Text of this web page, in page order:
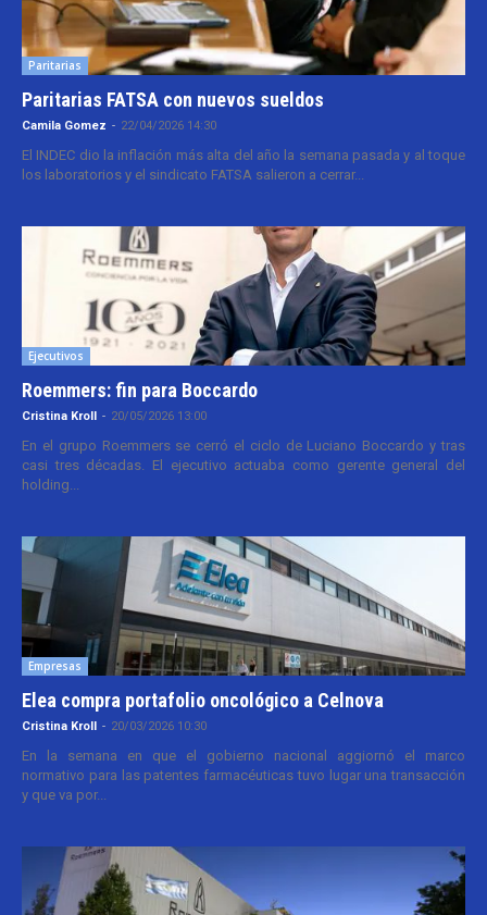
Paritarias
Paritarias FATSA con nuevos sueldos
Camila Gomez - 22/04/2026 14:30
El INDEC dio la inflación más alta del año la semana pasada y al toque
los laboratorios y el sindicato FATSA salieron a cerrar...
Ejecutivos
Roemmers: fin para Boccardo
Cristina Kroll - 20/05/2026 13:00
En el grupo Roemmers se cerró el ciclo de Luciano Boccardo y tras
casi tres décadas. El ejecutivo actuaba como gerente general del
holding...
Empresas
Elea compra portafolio oncológico a Celnova
Cristina Kroll - 20/03/2026 10:30
En la semana en que el gobierno nacional aggiornó el marco
normativo para las patentes farmacéuticas tuvo lugar una transacción
y que va por...